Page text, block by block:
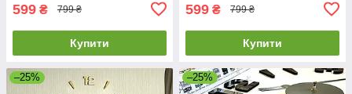
599 ₴ 799 ₴
Купити
599 ₴ 799 ₴
Купити
–25% –25%